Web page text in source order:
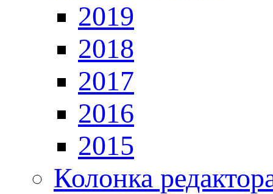
2019
2018
2017
2016
2015
Колонка